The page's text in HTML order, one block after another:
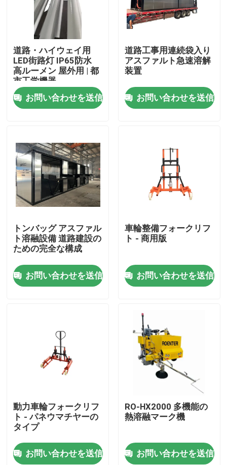
ホーム
製品
企業情報
会社案内
お問い合わせ
ニュース
道路工事材料
道路試験装置
道路・ハイウェイ用
LED街路灯 IP65防水
高ルーメン 屋外用 | 都
市工学機器
お問い合わせを送信
道路工事用連続袋入り
アスファルト急速溶解
装置
お問い合わせを送信
トンバッグ アスファル
ト溶融設備 道路建設の
ための完全な構成
お問い合わせを送信
車輪整備フォークリフ
ト - 商用版
お問い合わせを送信
動力車輪フォークリフ
ト - パネウマチヤーの
タイプ
お問い合わせを送信
RO-HX2000 多機能の
熱溶融マーク機
お問い合わせを送信